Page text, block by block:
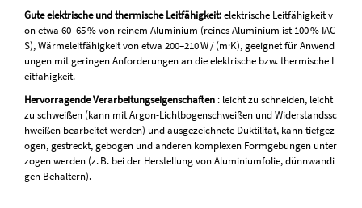
Gute elektrische und thermische Leitfähigkeit:elektrische Leitfähigkeit v
on etwa 60–65 % von reinem Aluminium (reines Aluminium ist 100 % IAC
S), Wärmeleitfähigkeit von etwa 200–210 W / (m·K), geeignet für Anwend
ungen mit geringen Anforderungen an die elektrische bzw. thermische L
eitfähigkeit.
Hervorragende Verarbeitungseigenschaften : leicht zu schneiden, leicht
zu schweißen (kann mit Argon-Lichtbogenschweißen und Widerstandssc
hweißen bearbeitet werden) und ausgezeichnete Duktilität, kann tiefgez
ogen, gestreckt, gebogen und anderen komplexen Formgebungen unter
zogen werden (z. B. bei der Herstellung von Aluminiumfolie, dünnwandi
gen Behältern).